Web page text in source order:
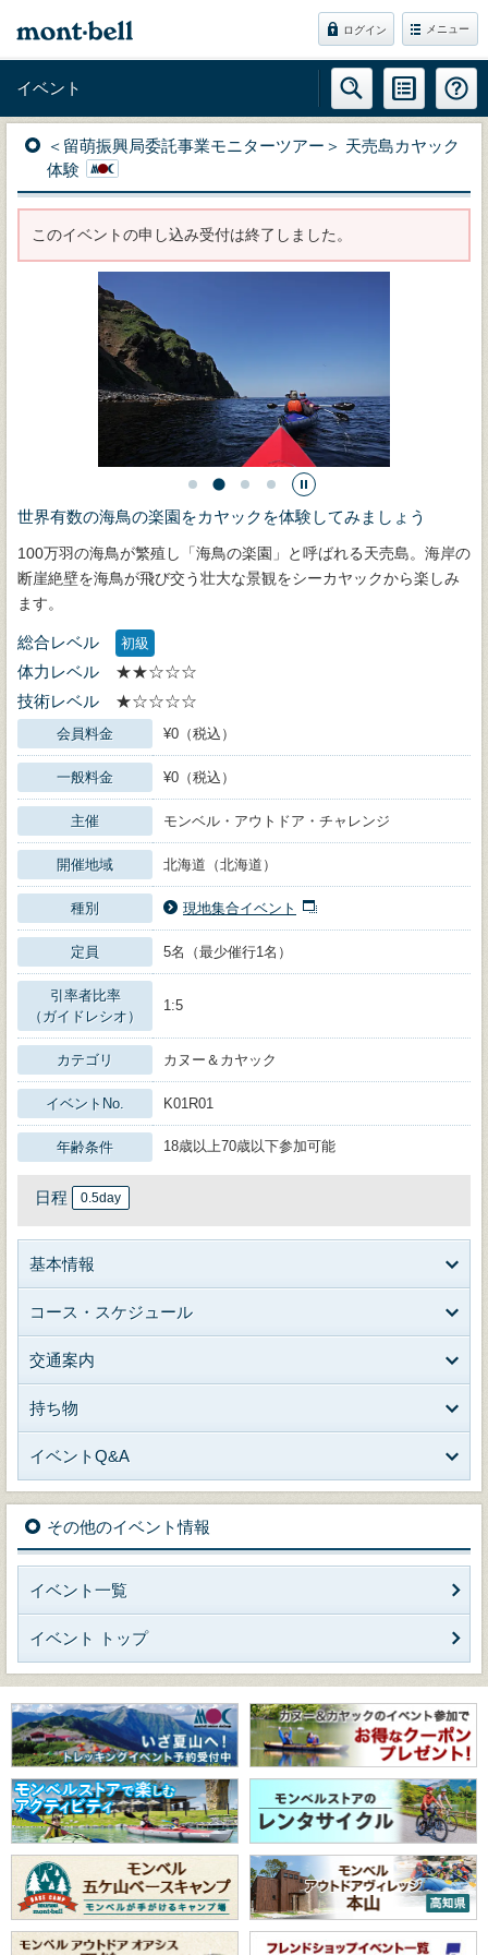
ログイン メニュー
イベント
＜留萌振興局委託事業モニターツアー＞ 天売島カヤック
体験
このイベントの申し込み受付は終了しました。
世界有数の海鳥の楽園をカヤックを体験してみましょう
100万羽の海鳥が繁殖し「海鳥の楽園」と呼ばれる天売島。海岸の
断崖絶壁を海鳥が飛び交う壮大な景観をシーカヤックから楽しみ
ます。
総合レベル 初級
体力レベル
★★☆☆☆
技術レベル
★☆☆☆☆
会員料金 ¥0（税込）
一般料金 ¥0（税込）
主催 モンベル・アウトドア・チャレンジ
開催地域 北海道（北海道）
種別 現地集合イベント
定員 5名（最少催行1名）
引率者比率
（ガイドレシオ）
1:5
カテゴリ カヌー＆カヤック
イベントNo. K01R01
年齢条件 18歳以上70歳以下参加可能
日程 0.5day
基本情報
コース・スケジュール
交通案内
持ち物
イベントQ&A
その他のイベント情報
イベント一覧
イベント トップ